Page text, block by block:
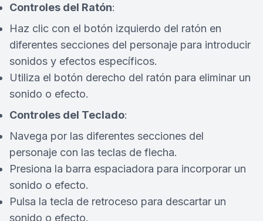
Controles del Ratón:
Haz clic con el botón izquierdo del ratón en
diferentes secciones del personaje para introducir
sonidos y efectos específicos.
Utiliza el botón derecho del ratón para eliminar un
sonido o efecto.
Controles del Teclado:
Navega por las diferentes secciones del
personaje con las teclas de flecha.
Presiona la barra espaciadora para incorporar un
sonido o efecto.
Pulsa la tecla de retroceso para descartar un
sonido o efecto.